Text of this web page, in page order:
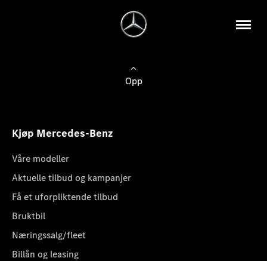
Opp
Kjøp Mercedes-Benz
Våre modeller
Aktuelle tilbud og kampanjer
Få et uforpliktende tilbud
Bruktbil
Næringssalg/fleet
Billån og leasing